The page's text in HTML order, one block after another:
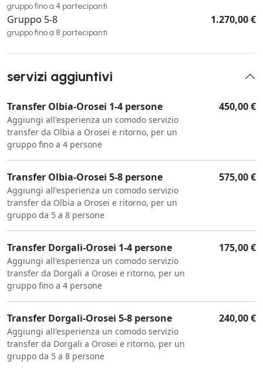
gruppo fino a 4 partecipanti
Gruppo 5-8
gruppo fino a 8 partecipanti
1.270,00 €
servizi aggiuntivi
Transfer Olbia-Orosei 1-4 persone
Aggiungi all'esperienza un comodo servizio
transfer da Olbia a Orosei e ritorno, per un
gruppo fino a 4 persone
450,00 €
Transfer Olbia-Orosei 5-8 persone
Aggiungi all'esperienza un comodo servizio
transfer da Olbia a Orosei e ritorno, per un
gruppo da 5 a 8 persone
575,00 €
Transfer Dorgali-Orosei 1-4 persone
Aggiungi all'esperienza un comodo servizio
transfer da Dorgali a Orosei e ritorno, per un
gruppo fino a 4 persone
175,00 €
Transfer Dorgali-Orosei 5-8 persone
Aggiungi all'esperienza un comodo servizio
transfer da Dorgali a Orosei e ritorno, per un
gruppo da 5 a 8 persone
240,00 €